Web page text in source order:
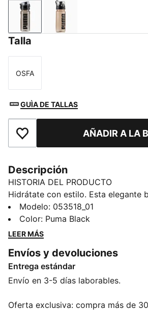
Puma BlackMisty Pink
Talla
Talla
OSFA
GUÌA DE TALLAS
Añade a favoritosAÑADIR A LA
Descripción
HISTORIA DEL PRODUCTO
Hidrátate con estilo. Esta elegante
el accesorio perfecto para tu estilo
Con un diseño a prueba de
tapa abatible, podrás refrescarte
dar una vuelta, la botella de agua
Sportstyle es tu compañera favorita
DETALLES
La tapa abatible se abre con solo
Modelo: 053518_01
Color: Puma Black
LEER MÁS
Envíos y devoluciones
Entrega estándar
Envío en 3-5 días laborables.
Oferta exclusiva: compra más de